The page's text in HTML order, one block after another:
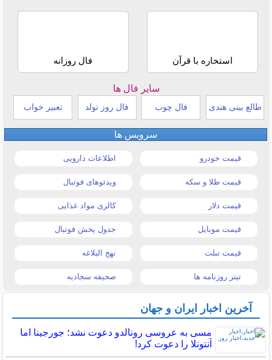
استخاره با قرآن فال روزانه
سایر فال ها
طالع بینی هندی فال چوب فال روز تولد تعبیر خواب
سرویس ها
قیمت خودرو اطلاعات دارویی
قیمت طلا و سکه ویدئوهای فوتبال
قیمت دلار کالری مواد غذایی
قیمت موبایل جدول پخش فوتبال
قیمت تبلت نهج البلاغه
تیتر روزنامه ها صحیفه سجادیه
آخرین اخبار ایران و جهان
مسی به عروسی رونالدو دعوت نشد؛ جورجینا اما
آنتونلا را دعوت کرد!